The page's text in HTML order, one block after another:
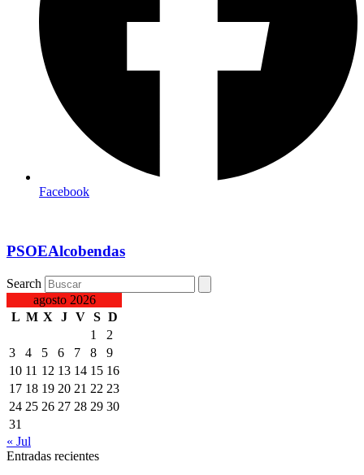
Facebook
PSOEAlcobendas
Search
agosto 2026
L M X J V S D
1
2
3
4 5 6 7 8
9
10 11 12 13 14 15 16
17 18 19 20 21 22 23
24 25 26 27 28 29 30
31
« Jul
Entradas recientes